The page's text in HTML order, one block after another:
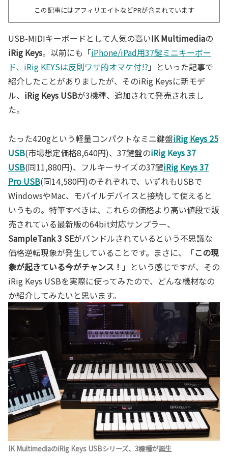
この記事にはアフィリエイトなどPRが含まれています
USB-MIDIキーボードとして人気の高いIK Multimediaの
iRig Keys。以前にも「iPhone/iPad用37鍵ミニキーボー
ド、iRig KEYSは反則ワザ的オマケ付!?」といった記事で
紹介したことがありましたが、そのiRig Keysに新モデ
ル、 iRig Keys USBが3機種、追加されて発売されまし
た。
たった420gという軽量コンパクトなミニ鍵盤iRig Keys 25
USB(市場想定価格8,640円)、37鍵盤のiRig Keys 37
USB(同11,880円)、フルキーサイズの37鍵iRig Keys 37
Pro USB(同14,580円)のそれぞれで、いずれもUSBで
WindowsやMac、モバイルデバイスと接続して使えると
いうもの。特筆すべきは、これらの価格より高い値段で販
売されている最新版の64bit対応サンプラー、
SampleTank 3 SEがバンドルされているという不思議な
価格逆転現象が発生していることです。まさに、「この現
象が起きている今がチャンス！ 」という感じですが、その
iRig Keys USBを実際に使ってみたので、どんな機材なの
か紹介してみたいと思います。
IK MultimediaのiRig Keys USBシリーズ、3機種が誕生